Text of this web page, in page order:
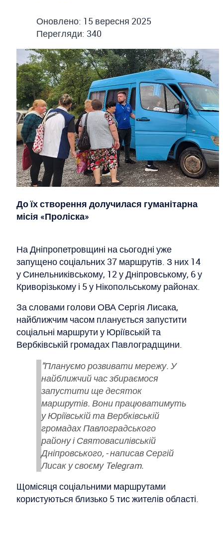
Оновлено: 15 вересня 2025
Перегляди: 340
До їх створення долучилася гуманітарна
місія «Проліска»
На Дніпропетровщині на сьогодні уже
запущено соціальних 37 маршрутів. З них 14
у Синельниківському, 12 у Дніпровському, 6 у
Криворізькому і 5 у Нікопольському районах.
За словами голови ОВА Сергія Лисака,
найближчим часом планується запустити
соціальні маршрути у Юріївській та
Вербківській громадах Павлоградщини.
"Плануємо розвивати мережу. У
найближчий час збираємося
запустити ще десяток
маршрутів. Вони працюватимуть
у Юріївській та Вербківській
громадах Павлоградського
району і Святовасилівській
Дніпровського, - написав Сергій
Лисак у своєму Telegram.
Щомісяця соціальними маршрутами
користуються близько 5 тис жителів області.